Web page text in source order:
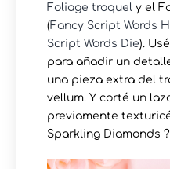
Foliage troquel y el
(Fancy Script Words
Script Words Die).
para añadir un
una pieza extra del
vellum. Y corté un
previamente
Sparkling Diamonds